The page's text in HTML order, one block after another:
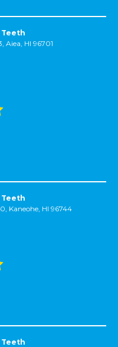
Teeth
Aiea, HI 96701
Teeth
Kaneohe, HI 96744
Teeth